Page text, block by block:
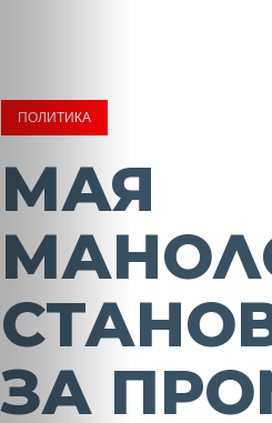
ПОЛИТИКА
МАЯ
ЗА